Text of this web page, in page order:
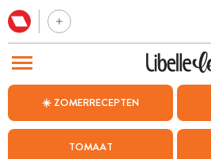
☀️ ZOMERRECEPTEN
TOMAAT
BEZOEK ONZE ANDERE WEBSITES